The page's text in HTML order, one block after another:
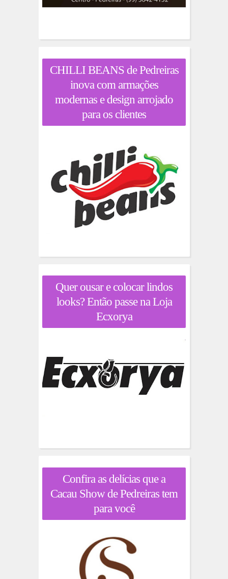
CHILLI BEANS de Pedreiras
inova com armações
modernas e design arrojado
para os clientes
Quer ousar e colocar lindos
looks? Então passe na Loja
Ecxorya
Confira as delícias que a
Cacau Show de Pedreiras tem
para você